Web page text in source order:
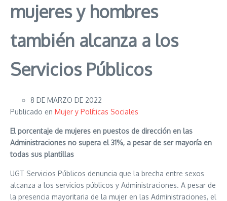
mujeres y hombres
también alcanza a los
Servicios Públicos
8 DE MARZO DE 2022
Publicado en Mujer y Políticas Sociales
El porcentaje de mujeres en puestos de dirección en las
Administraciones no supera el 31%, a pesar de ser mayoría en
todas sus plantillas
UGT Servicios Públicos denuncia que la brecha entre sexos
alcanza a los servicios públicos y Administraciones. A pesar de
la presencia mayoritaria de la mujer en las Administraciones, el